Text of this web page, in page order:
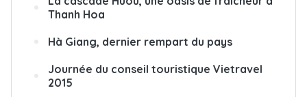
Thanh Hoa
Hà Giang, dernier rempart du pays
Journée du conseil touristique Vietravel
2015